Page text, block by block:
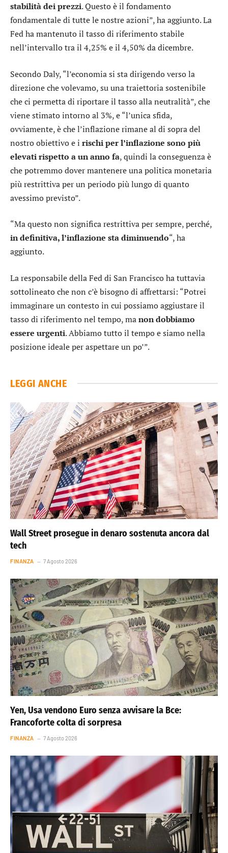
stabilità dei prezzi. Questo è il fondamento
fondamentale di tutte le nostre azioni”, ha aggiunto. La
Fed ha mantenuto il tasso di riferimento stabile
nell’intervallo tra il 4,25% e il 4,50% da dicembre.
Secondo Daly, “l’economia si sta dirigendo verso la
direzione che volevamo, su una traiettoria sostenibile
che ci permetta di riportare il tasso alla neutralità”, che
viene stimato intorno al 3%, e “l’unica sfida,
ovviamente, è che l’inflazione rimane al di sopra del
nostro obiettivo e i rischi per l’inflazione sono più
elevati rispetto a un anno fa, quindi la conseguenza è
che potremmo dover mantenere una politica monetaria
più restrittiva per un periodo più lungo di quanto
avessimo previsto”.
“Ma questo non significa restrittiva per sempre, perché,
in definitiva, l’inflazione sta diminuendo“, ha
aggiunto.
La responsabile della Fed di San Francisco ha tuttavia
sottolineato che non c’è bisogno di affrettarsi: “Potrei
immaginare un contesto in cui possiamo aggiustare il
tasso di riferimento nel tempo, manon dobbiamo
essere urgenti. Abbiamo tutto il tempo e siamo nella
posizione ideale per aspettare un po’”.
LEGGI ANCHE
Wall Street prosegue in denaro sostenuta ancora dal
tech
FINANZA 7 Agosto 2026
Yen, Usa vendono Euro senza avvisare la Bce:
Francoforte colta di sorpresa
FINANZA 7 Agosto 2026